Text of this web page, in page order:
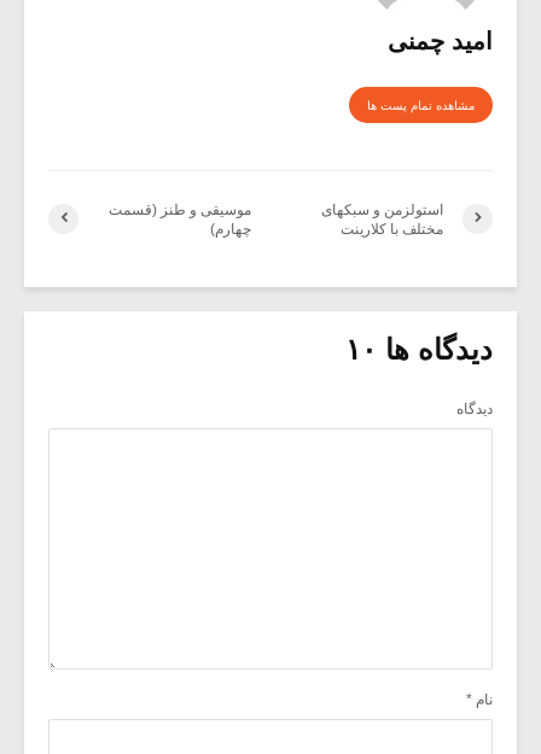
امید چمنی
مشاهده تمام پست ها
موسیقی و طنز (قسمت
چهارم)
استولزمن و سبکهای
مختلف با کلارینت
دیدگاه ها ۱۰
دیدگاه
نام *